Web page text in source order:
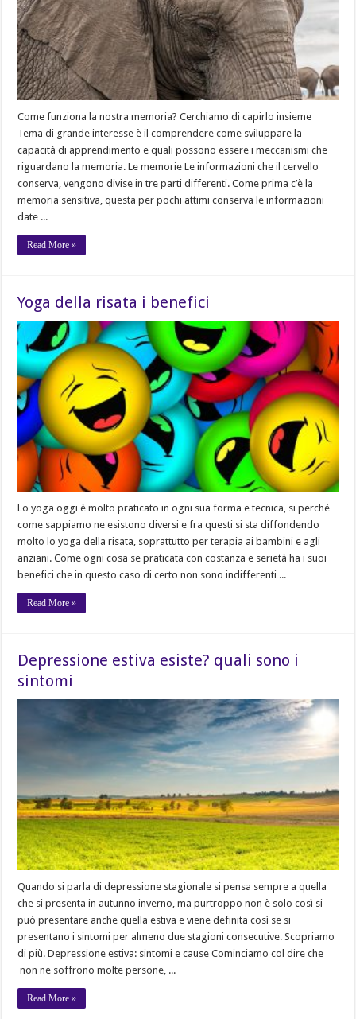
Come funziona la nostra memoria? Cerchiamo di capirlo insieme
Tema di grande interesse è il comprendere come sviluppare la
capacità di apprendimento e quali possono essere i meccanismi che
riguardano la memoria. Le memorie Le informazioni che il cervello
conserva, vengono divise in tre parti differenti. Come prima c’è la
memoria sensitiva, questa per pochi attimi conserva le informazioni
date ...
Read More »
Yoga della risata i benefici
Lo yoga oggi è molto praticato in ogni sua forma e tecnica, si perché
come sappiamo ne esistono diversi e fra questi si sta diffondendo
molto lo yoga della risata, soprattutto per terapia ai bambini e agli
anziani. Come ogni cosa se praticata con costanza e serietà ha i suoi
benefici che in questo caso di certo non sono indifferenti ...
Read More »
Depressione estiva esiste? quali sono i
sintomi
Quando si parla di depressione stagionale si pensa sempre a quella
che si presenta in autunno inverno, ma purtroppo non è solo così si
può presentare anche quella estiva e viene definita così se si
presentano i sintomi per almeno due stagioni consecutive. Scopriamo
di più. Depressione estiva: sintomi e cause Cominciamo col dire che
non ne soffrono molte persone, ...
Read More »